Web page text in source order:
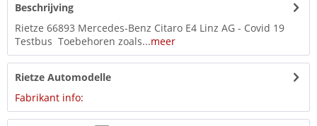
Beschrijving
Rietze 66893 Mercedes-Benz Citaro E4 Linz AG - Covid 19
Testbus Toebehoren zoals...meer
Rietze Automodelle
Fabrikant info: